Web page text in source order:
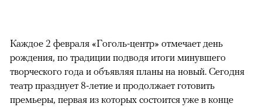
Каждое 2 февраля «Гоголь-центр» отмечает день
рождения, по традиции подводя итоги минувшего
творческого года и объявляя планы на новый. Сегодня
театр празднует 8-летие и продолжает готовить
премьеры, первая из которых состоится уже в конце